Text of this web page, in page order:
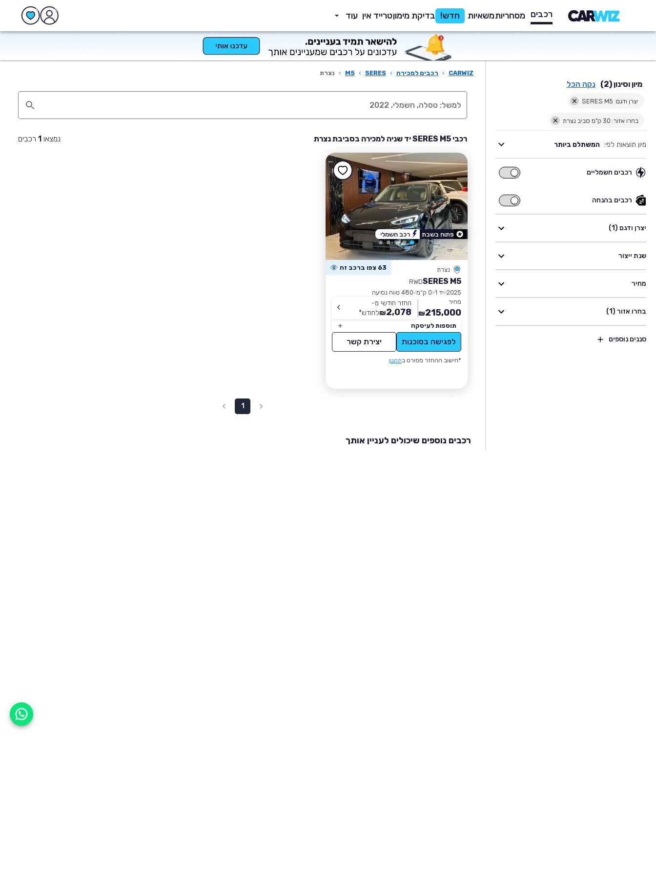
רכבים מסחריותמשאיות חדש! בדיקת מימוןטרייד אין עוד
מיון וסינון (2) נקה הכל
יצרן ודגם: SERES M5
בחרו אזור: 30 ק"מ סביב נצרת
מיון תוצאות לפי: המשתלם ביותר
רכבים חשמליים
רכבים
רכבים בהנחה
רכבים
בהנחה
יצרן ודגם (1)
שנת ייצור
מחיר
בחרו אזור (1)
סננים נוספים
CARWIZ
› רכבים למכירה ›
SERES
›
M5
› נצרת
רכבי SERES M5 יד שניה למכירה בסביבת נצרת נמצאו 1 רכבים
נצרת 63 צפו ברכב זה
SERES M5
RWD
2025 יד 1 0 ק״מ
480 טווח נסיעה
מחיר
215,000
₪
החזר חודשי מ-
2,078
₪לחודש*
תוספות לעיסקה
לפגישה בסוכנות יצירת קשר
*חישוב ההחזר מפורט בתקנון
פתוח בשבת רכב חשמלי
1
רכבים נוספים שיכולים לעניין אותך
אפשר לעזור?